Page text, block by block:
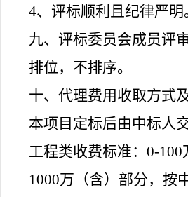
4、评标顺利且纪律严明
九、评标委员会成员评
排位，不排序。
十、代理费用收取方式
本项目定标后由中标人
工程类收费标准： 0-100
1000万（含）部分，按